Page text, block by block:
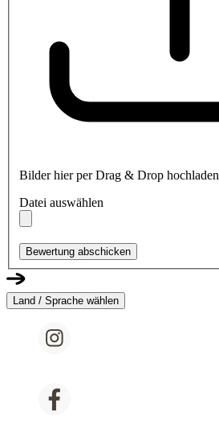
Bilder hier per Drag & Drop hochladen
Datei auswählen
Bewertung abschicken
Land / Sprache wählen